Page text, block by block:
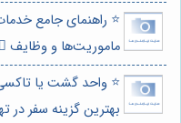
⭐️ راهنمای جامع
ماموریت‌ها و وظایف
⭐️ واحد گشت یا تاکسی
بهترین گزینه سفر در